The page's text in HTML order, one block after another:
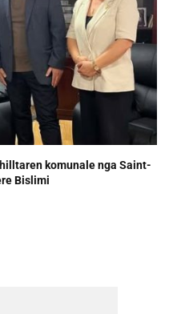
komunale nga Saint-
Bislimi